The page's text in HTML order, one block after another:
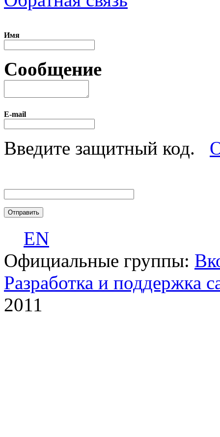
Имя
Сообщение
E-mail
Введите защитный код.
EN
Официальные группы:
Разработка и поддержка
2011